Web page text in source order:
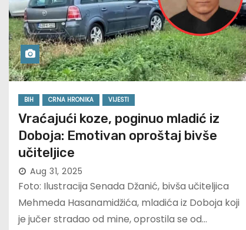
BIH CRNA HRONIKA VIJESTI
Vraćajući koze, poginuo mladić iz
Doboja: Emotivan oproštaj bivše
učiteljice
Aug 31, 2025
Foto: Ilustracija Senada Džanić, bivša učiteljica
Mehmeda Hasanamidžića, mladića iz Doboja koji
je jučer stradao od mine, oprostila se od…